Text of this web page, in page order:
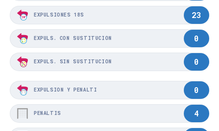
EXPULSIONES 18S 23
EXPULS. CON SUSTITUCIÓN 0
EXPULS. SIN SUSTITUCIÓN 0
EXPULSIÓN Y PENALTI 0
PENALTIS 4